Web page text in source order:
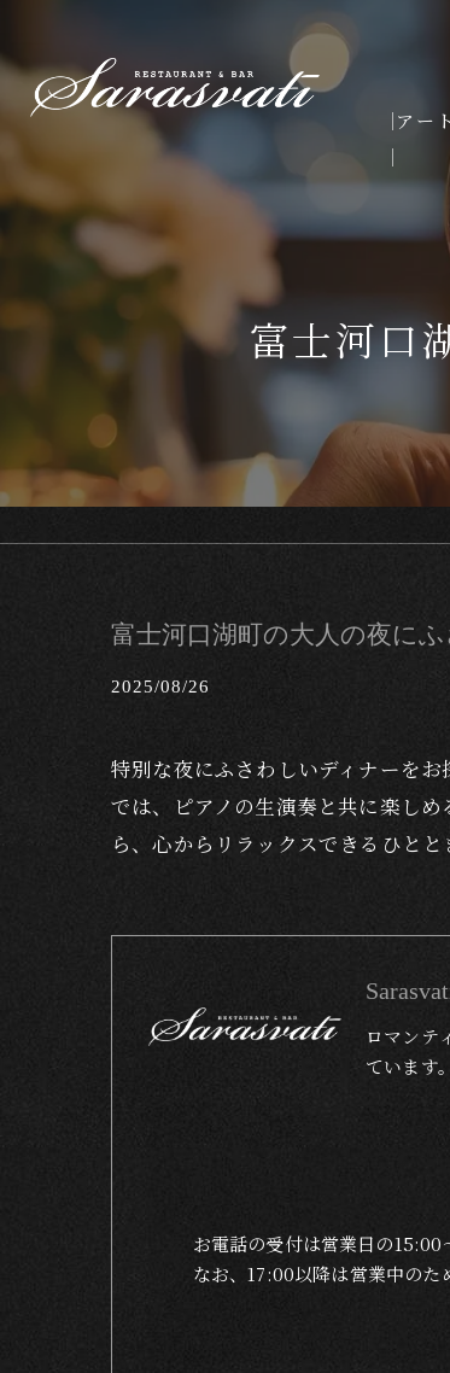
アー
富士河口
富士河口湖町の大人の夜に
2025/08/26
特別な夜にふさわしいディナーを
では、ピアノの生演奏と共に楽し
ら、心からリラックスできるひと
ロマンテ
ています
お電話の受付は営業日の15:00
なお、17:00以降は営業中のた